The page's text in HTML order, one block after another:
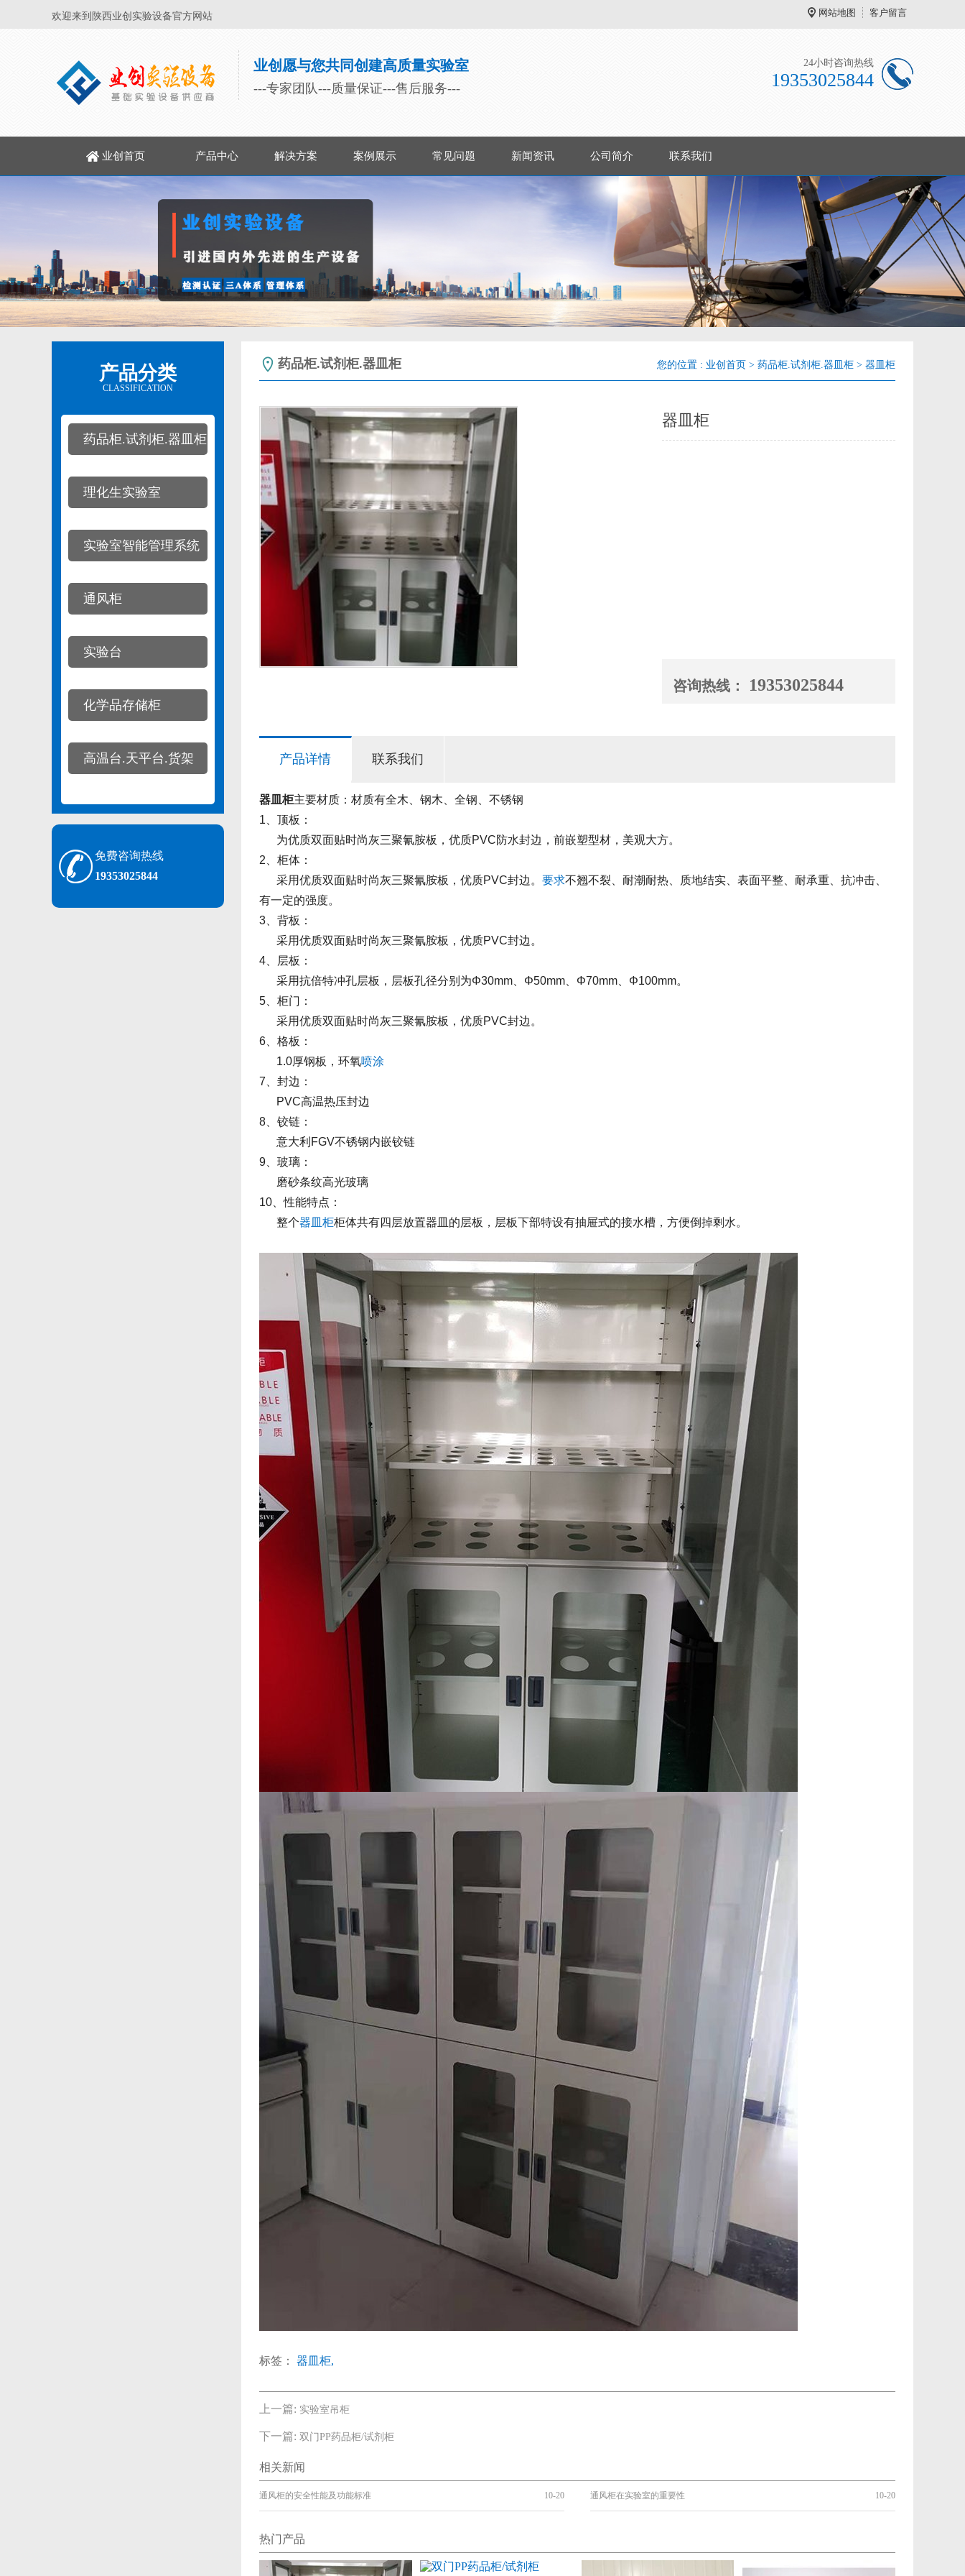
欢迎来到陕西业创实验设备官方网站 网站地图 客户留言
业创愿与您共同创建高质量实验室
---专家团队---质量保证---售后服务---
24小时咨询热线
19353025844
业创首页 产品中心 解决方案 案例展示 常见问题 新闻资讯 公司简介 联系我们
产品分类
CLASSIFICATION
药品柜.试剂柜.器皿柜
理化生实验室
实验室智能管理系统
通风柜
实验台
化学品存储柜
高温台.天平台.货架
免费咨询热线
19353025844
药品柜.试剂柜.器皿柜 您的位置 : 业创首页 > 药品柜.试剂柜.器皿柜 > 器皿柜
器皿柜
咨询热线： 19353025844
产品详情 联系我们
器皿柜主要材质： 材质有全木、钢木、全钢、不锈钢
1、顶板：
为优质双面贴时尚灰三聚氰胺板，优质PVC防水封边，前嵌塑型材，美观大方。
2、柜体：
采用优质双面贴时尚灰三聚氰胺板，优质PVC封边。 要求不翘不裂、耐潮耐热、质地结实、表面平整、耐承重、抗冲击、
有一定的强度。
3、背板：
采用优质双面贴时尚灰三聚氰胺板，优质PVC封边。
4、层板：
采用抗倍特冲孔层板，层板孔径分别为Φ30mm、Φ50mm、Φ70mm、Φ100mm。
5、柜门：
采用优质双面贴时尚灰三聚氰胺板，优质PVC封边。
6、格板：
1.0厚钢板，环氧喷涂
7、封边：
PVC高温热压封边
8、铰链：
意大利FGV不锈钢内嵌铰链
9、玻璃：
磨砂条纹高光玻璃
10、性能特点：
整个器皿柜柜体共有四层放置器皿的层板，层板下部特设有抽屉式的接水槽，方便倒掉剩水。
标签： 器皿柜,
上一篇: 实验室吊柜
下一篇: 双门PP药品柜/试剂柜
相关新闻
通风柜的安全性能及功能标准 10-20 通风柜在实验室的重要性 10-20
热门产品